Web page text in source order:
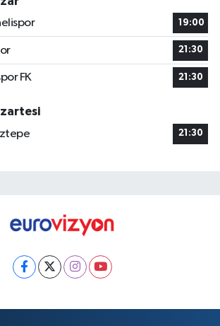
19:00
21:30
FK 21:30
21:30